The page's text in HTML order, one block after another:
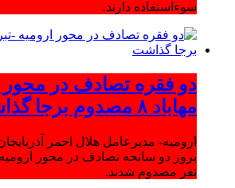
سوءاستفاده دارند.
دو فقره تصادف در محور
مهاباد ۸ مصدوم برجا گذاشت
ارومیه- مدیرعامل هلال احمر
نفر مصدوم شدند.